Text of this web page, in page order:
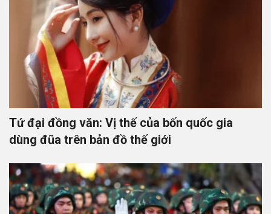
Tứ đại đồng văn: Vị thế của bốn quốc gia
dùng đũa trên bản đồ thế giới